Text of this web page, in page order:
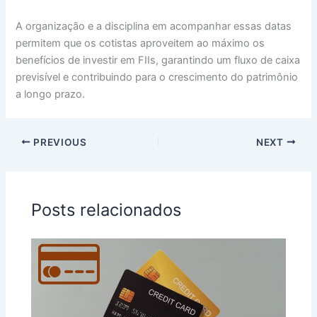
A organização e a disciplina em acompanhar essas datas
permitem que os cotistas aproveitem ao máximo os
benefícios de investir em FIIs, garantindo um fluxo de caixa
previsível e contribuindo para o crescimento do patrimônio
a longo prazo.
PREVIOUS NEXT
Posts relacionados